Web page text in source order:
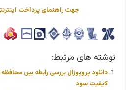
جهت راهنمای پرداخت
نوشته های مرتبط:
دانلود پروپوزال بررسی رابطه بین
کیفیت سود